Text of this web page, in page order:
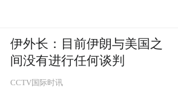
伊外长：目前伊朗与美国之
间没有进行任何谈判
CCTV国际时讯